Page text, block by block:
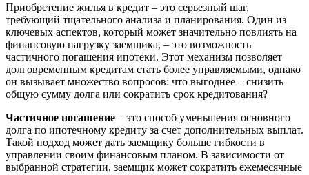
Приобретение жилья в кредит – это серьезный шаг,
требующий тщательного анализа и планирования. Один из
ключевых аспектов, который может значительно повлиять на
финансовую нагрузку заемщика, – это возможность
частичного погашения ипотеки. Этот механизм позволяет
долговременным кредитам стать более управляемыми, однако
он вызывает множество вопросов: что выгоднее – снизить
общую сумму долга или сократить срок кредитования?
Частичное погашение – это способ уменьшения основного
долга по ипотечному кредиту за счет дополнительных выплат.
Такой подход может дать заемщику больше гибкости в
управлении своим финансовым планом. В зависимости от
выбранной стратегии, заемщик может сократить ежемесячные